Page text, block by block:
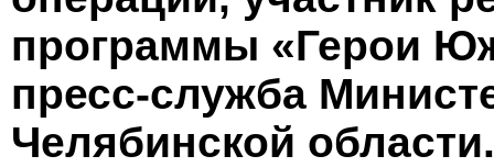
программы «Герои
пресс-служба
Челябинской области.